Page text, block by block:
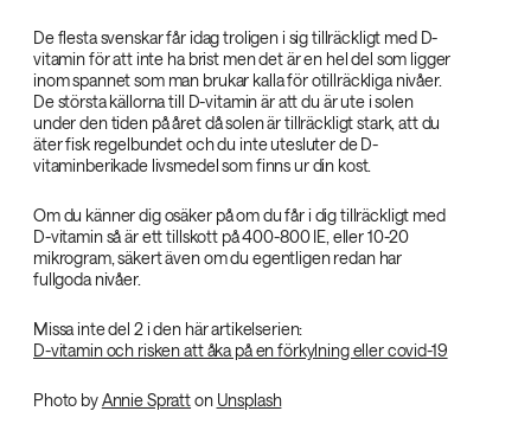
De flesta svenskar får idag troligen i sig tillräckligt med D-
vitamin för att inte ha brist men det är en hel del som ligger
inom spannet som man brukar kalla för otillräckliga nivåer.
De största källorna till D-vitamin är att du är ute i solen
under den tiden på året då solen är tillräckligt stark, att du
äter fisk regelbundet och du inte utesluter de D-
vitaminberikade livsmedel som finns ur din kost.
Om du känner dig osäker på om du får i dig tillräckligt med
D-vitamin så är ett tillskott på 400-800 IE, eller 10-20
mikrogram, säkert även om du egentligen redan har
fullgoda nivåer.
Missa inte del 2 i den här artikelserien:
D-vitamin och risken att åka på en förkylning eller covid-19
Photo byAnnie Spratton Unsplash